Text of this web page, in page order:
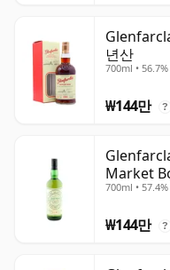
년산
700ml • 56.7%
₩144만 ?
Market
700ml • 57.4%
₩144만 ?